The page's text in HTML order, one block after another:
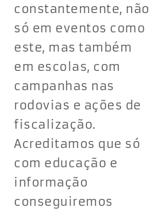
constantemente, não
só em eventos como
este, mas também
em escolas, com
campanhas nas
rodovias e ações de
fiscalização.
Acreditamos que só
com educação e
informação
conseguiremos